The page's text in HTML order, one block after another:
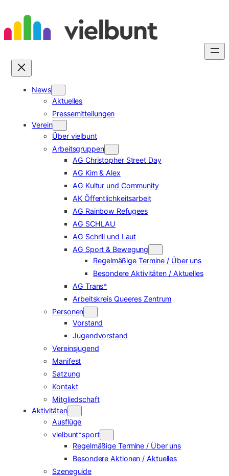
Inhalt
springen
News
Aktuelles
Pressemitteilungen
Verein
Über vielbunt
Arbeitsgruppen
AG Christopher Street Day
AG Kim & Alex
AG Kultur und Community
AK Öffentlichkeitsarbeit
AG Rainbow Refugees
AG SCHLAU
AG Schrill und Laut
AG Sport & Bewegung
Regelmäßige Termine / Über uns
Besondere Aktivitäten / Aktuelles
AG Trans*
Arbeitskreis Queeres Zentrum
Personen
Vorstand
Jugendvorstand
Vereinsjugend
Manifest
Satzung
Kontakt
Mitgliedschaft
Aktivitäten
Ausflüge
vielbunt*sport
Regelmäßige Termine / Über uns
Besondere Aktionen / Aktuelles
Szeneguide